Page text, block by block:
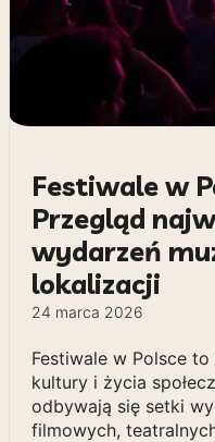
Festiwale w
Przegląd
wydarzeń
lokalizacji
24 marca 2026
Festiwale w Polsce
kultury i życia
odbywają się setki
filmowych,